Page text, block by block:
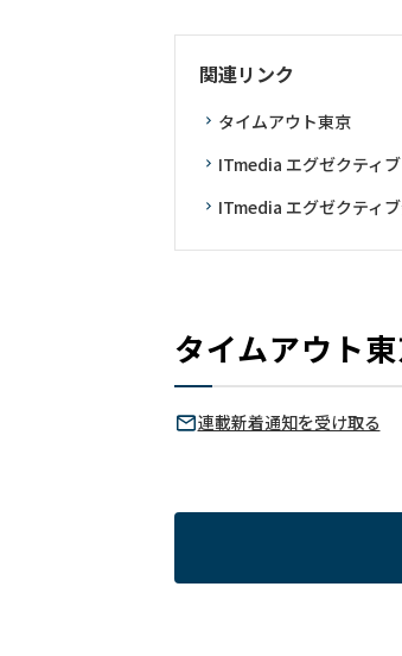
関連リンク
タイムアウト東京
ITmedia エグゼクティブ
ITmedia エグゼクティ
タイムアウト
連載新着通知を受け取る